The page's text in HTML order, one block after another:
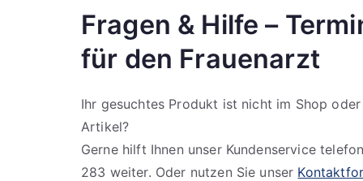
Fragen & Hilfe –
für den Frauenarzt
Ihr gesuchtes Produkt ist nicht im Shop
Artikel?
Gerne hilft Ihnen unser Kundenservice
283 weiter. Oder nutzen Sie unser